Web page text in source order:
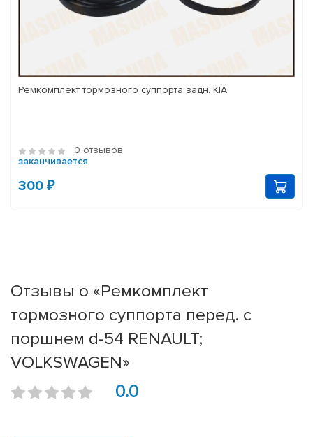
Ремкомплект тормозного суппорта задн. KIA
0 отзывов
заканчивается
300 ₽
Отзывы о «Ремкомплект
тормозного суппорта перед. с
поршнем d-54 RENAULT;
VOLKSWAGEN»
0.0